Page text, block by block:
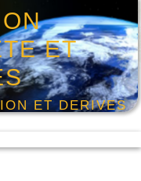
ET
ET DERIVES